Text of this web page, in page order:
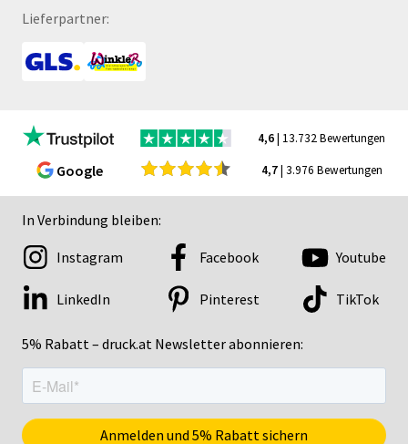
Lieferpartner:
4,6| 13.732 Bewertungen
Google 4,7| 3.976 Bewertungen
In Verbindung bleiben:
5% Rabatt – druck.at Newsletter abonnieren:
Instagram Facebook Youtube
LinkedIn Pinterest TikTok